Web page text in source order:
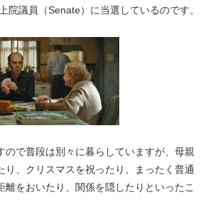
院議員（Senate）に当選しているのです。
ので普段は別々に暮らしていますが、母親
り、クリスマスを祝ったり、まったく普通
離をおいたり、関係を隠したりといったこ